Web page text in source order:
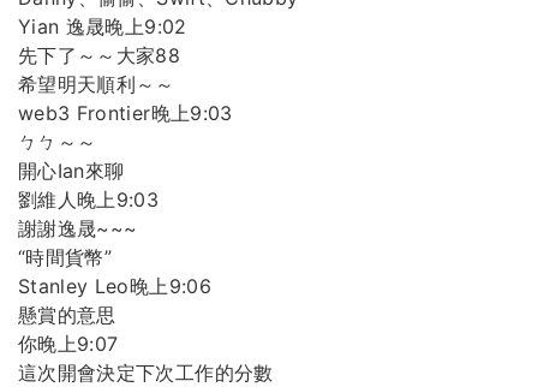
Yian 逸晟晚上9:02
先下了～～大家88
希望明天順利～～
web3 Frontier晚上9:03
ㄅㄅ～～
開心Ian來聊
劉維人晚上9:03
謝謝逸晟~~~
“時間貨幣”
Stanley Leo晚上9:06
懸賞的意思
你晚上9:07
這次開會決定下次工作的分數